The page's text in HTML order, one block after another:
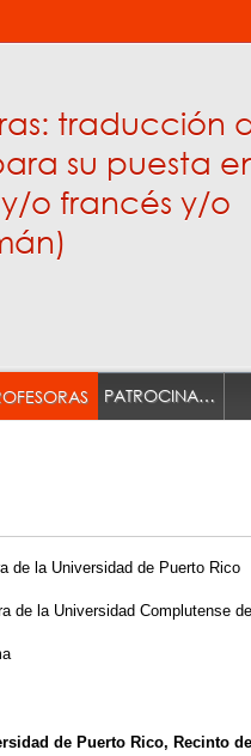
traducción
su puesta
o francés y/o
PATROCINADORES
de la Universidad de Puerto Rico
de la Universidad Complutense
de Puerto Rico, Recinto de